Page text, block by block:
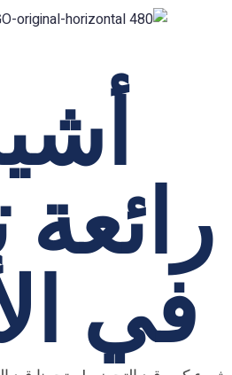
رائعة
في